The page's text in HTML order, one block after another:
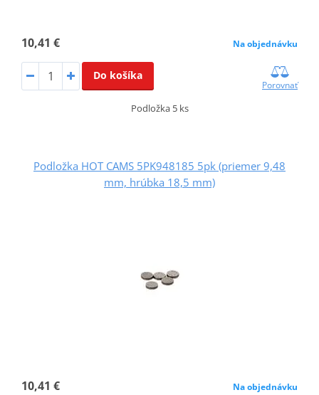
10,41 € Na objednávku
Do košíka
Porovnať
Podložka 5 ks
Podložka HOT CAMS 5PK948185 5pk (priemer 9,48
mm, hrúbka 18,5 mm)
10,41 € Na objednávku